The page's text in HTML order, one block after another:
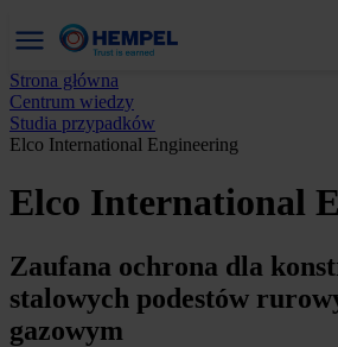
Strona główna
Centrum wiedzy
Studia przypadków
Elco International Engineering
Elco International
Zaufana ochrona dla
stalowych podestów
gazowym